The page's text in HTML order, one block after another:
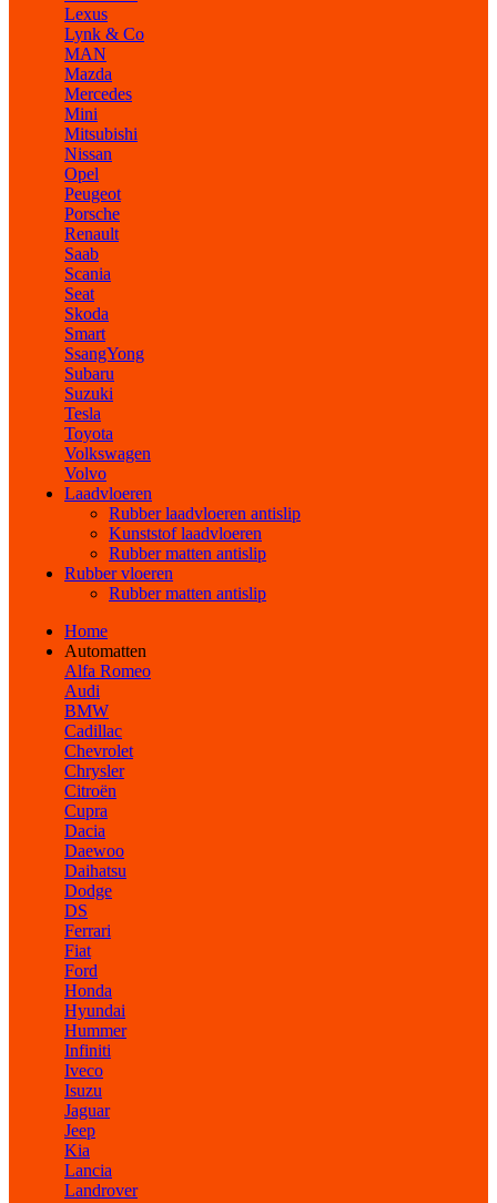
Lexus
Lynk & Co
MAN
Mazda
Mercedes
Mini
Mitsubishi
Nissan
Opel
Peugeot
Porsche
Renault
Saab
Scania
Seat
Skoda
Smart
SsangYong
Subaru
Suzuki
Tesla
Toyota
Volkswagen
Volvo
Laadvloeren
Rubber laadvloeren antislip
Kunststof laadvloeren
Rubber matten antislip
Rubber vloeren
Rubber matten antislip
Home
Automatten
Alfa Romeo
Audi
BMW
Cadillac
Chevrolet
Chrysler
Citroën
Cupra
Dacia
Daewoo
Daihatsu
Dodge
DS
Ferrari
Fiat
Ford
Honda
Hyundai
Hummer
Infiniti
Iveco
Isuzu
Jaguar
Jeep
Kia
Lancia
Landrover